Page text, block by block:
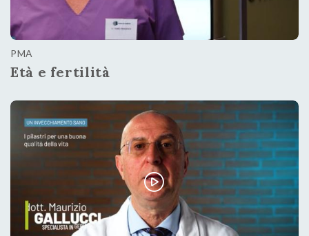
PMA
Età e fertilità